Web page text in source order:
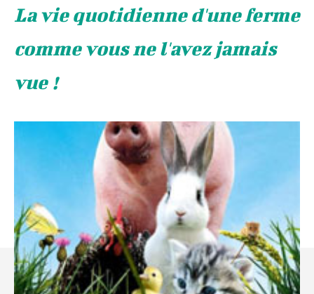
La vie quotidienne d'une ferme
comme vous ne l'avez jamais
vue !